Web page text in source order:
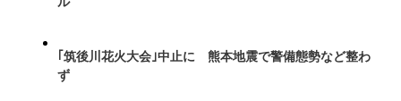
｢筑後川花火大会｣中止に 熊本地震で警備態勢など整わ
ず